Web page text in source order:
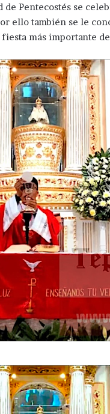
de Pentecostés se
ello también se le
más importante